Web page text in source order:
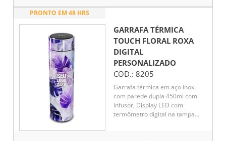
PRONTO EM 48 HRS
GARRAFA TÉRMICA
TOUCH FLORAL ROXA
DIGITAL
PERSONALIZADO
COD.: 8205
Garrafa térmica em aço inox
com parede dupla 450ml com
infusor, Display LED com
termômetro digital na tampa